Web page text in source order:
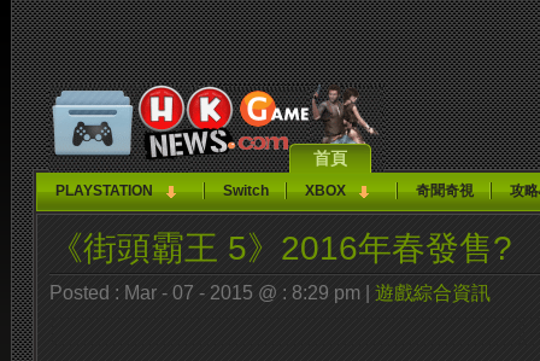
首頁
PLAYSTATION Switch XBOX 奇聞奇視 攻
《街頭霸王 5》2016年春發售?
Posted : Mar - 07 - 2015 @ : 8:29 pm | 遊戲綜合資訊